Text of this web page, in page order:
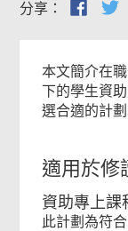
分享：
本文簡介在
下的學生資
選合適的計劃
適用於修
資助專上課
此計劃為符